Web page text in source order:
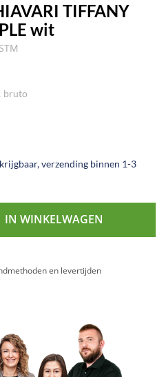
TIFFANY
wit
bruto
verzending binnen 1-3
IN WINKELWAGEN
en levertijden